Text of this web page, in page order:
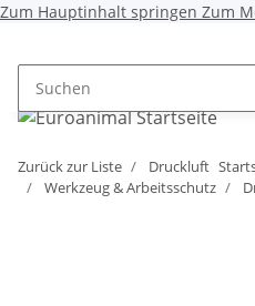
Zum Hauptinhalt springen Zum
Zurück zur Liste Druckluft
Werkzeug & Arbeitsschutz